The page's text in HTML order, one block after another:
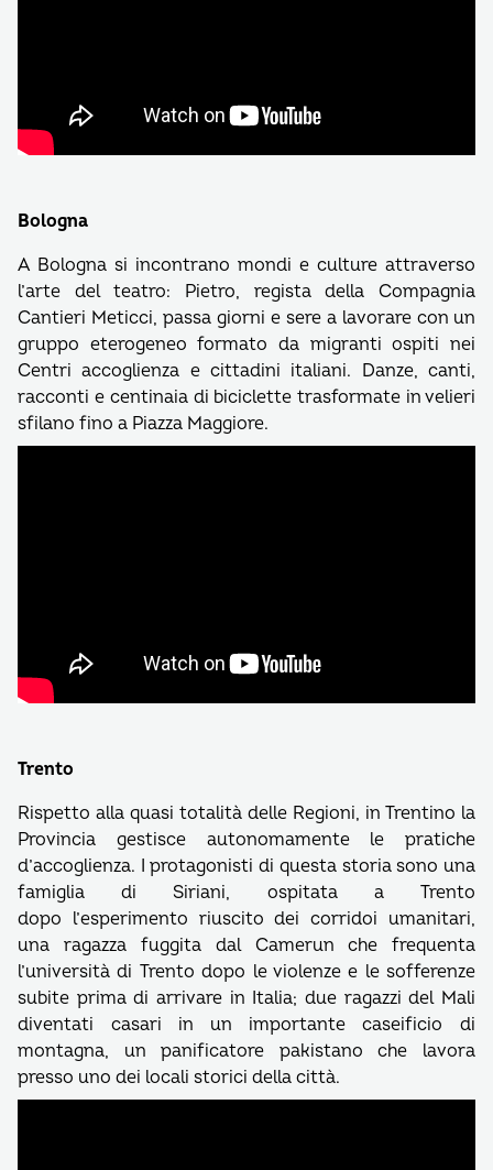
Bologna
A Bologna si incontrano mondi e culture attraverso
l’arte del teatro: Pietro, regista della Compagnia
Cantieri Meticci, passa giorni e sere a lavorare con un
gruppo eterogeneo formato da migranti ospiti nei
Centri accoglienza e cittadini italiani. Danze, canti,
racconti e centinaia di biciclette trasformate in velieri
sfilano fino a Piazza Maggiore.
Trento
Rispetto alla quasi totalità delle Regioni, in Trentino la
Provincia gestisce autonomamente le pratiche
d’accoglienza. I protagonisti di questa storia sono una
famiglia di Siriani, ospitata a Trento
dopo l’esperimento riuscito dei corridoi umanitari,
una ragazza fuggita dal Camerun che frequenta
l’università di Trento dopo le violenze e le sofferenze
subite prima di arrivare in Italia; due ragazzi del Mali
diventati casari in un importante caseificio di
montagna, un panificatore pakistano che lavora
presso uno dei locali storici della città.